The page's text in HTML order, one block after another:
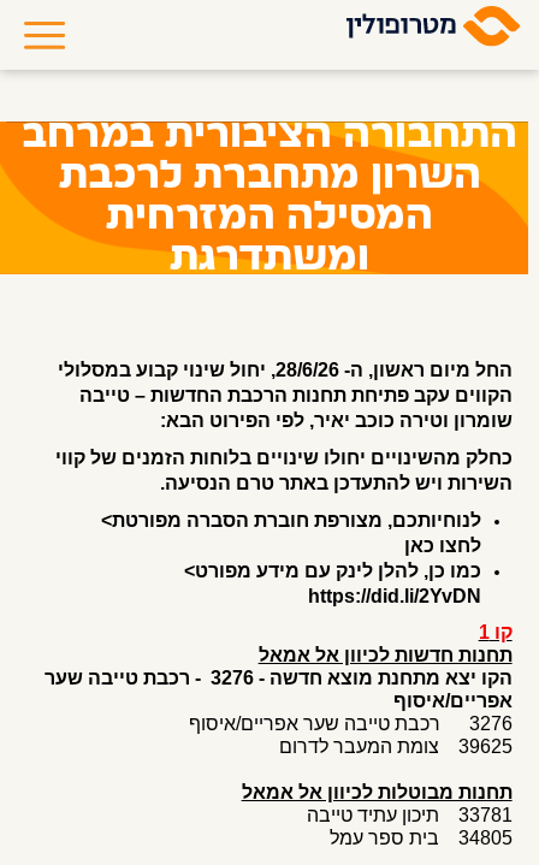
התחבורה הציבורית במרחב
השרון מתחברת לרכבת
המסילה המזרחית
ומשתדרגת
החל מיום ראשון, ה- 28/6/26, יחול שינוי קבוע במסלולי
הקווים עקב פתיחת תחנות הרכבת החדשות – טייבה
שומרון וטירה כוכב יאיר, לפי הפירוט הבא:
כחלק מהשינויים יחולו שינויים בלוחות הזמנים של קווי
השירות ויש להתעדכן באתר טרם הנסיעה.
לנוחיותכם, מצורפת חוברת הסברה מפורטת>
לחצו כאן
כמו כן, להלן לינק עם מידע מפורט>
https://did.li/2YvDN
קו 1
תחנות חדשות לכיוון אל אמאל
הקו יצא מתחנת מוצא חדשה - 3276 - רכבת טייבה שער
אפריים/איסוף
3276 רכבת טייבה שער אפריים/איסוף
39625 צומת המעבר לדרום
תחנות מבוטלות לכיוון אל אמאל
33781 תיכון עתיד טייבה
34805 בית ספר עמל